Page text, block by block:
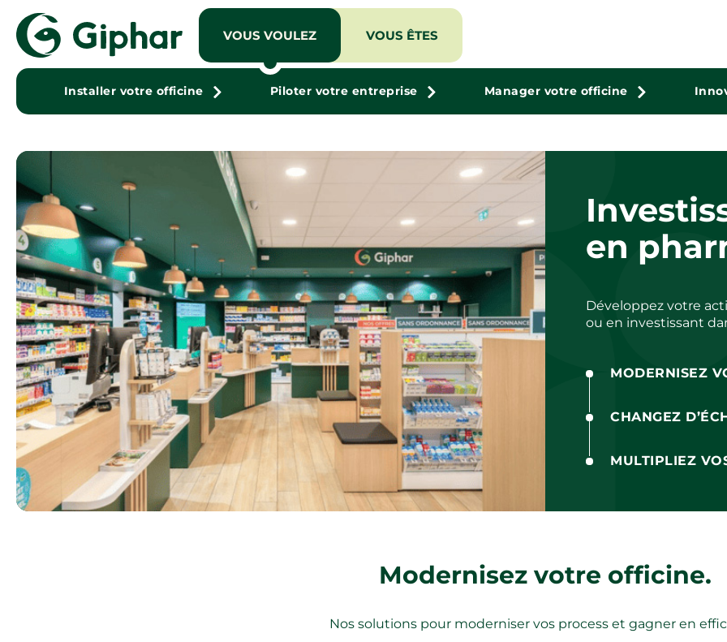
VOUS VOULEZ
Installer votre officine Piloter votre entreprise Manager votre officine
VOUS ÊTES
en
Développez votre
ou en investissant
MODERNISEZ
CHANGEZ
MULTIPLIEZ
Modernisez votre officine.
Nos solutions pour moderniser vos process et gagner en